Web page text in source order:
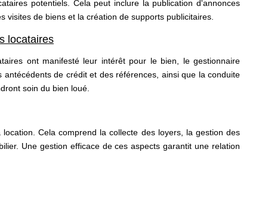
potentiels. Cela peut inclure la publication d'annonces
visites de biens et la création de supports publicitaires.
locataires
ont manifesté leur intérêt pour le bien, le gestionnaire
de crédit et des références, ainsi que la conduite
soin du bien loué.
Cela comprend la collecte des loyers, la gestion des
Une gestion efficace de ces aspects garantit une relation